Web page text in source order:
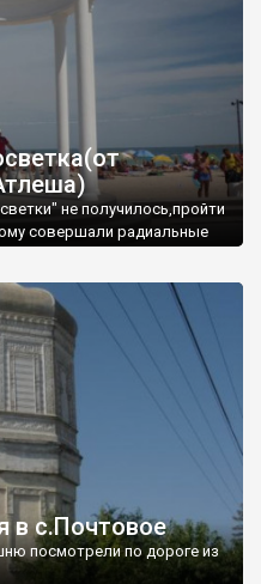
не получилось,пройти
совершали радиальные
в с.Почтовое
посмотрели по дороге из